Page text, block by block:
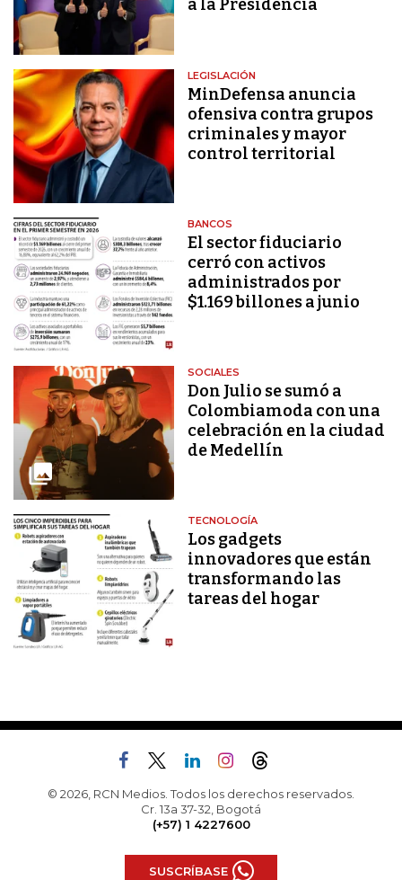
a la Presidencia
LEGISLACIÓN
MinDefensa anuncia
ofensiva contra grupos
criminales y mayor
control territorial
BANCOS
El sector fiduciario
cerró con activos
administrados por
$1.169 billones a junio
SOCIALES
Don Julio se sumó a
Colombiamoda con una
celebración en la ciudad
de Medellín
TECNOLOGÍA
Los gadgets
innovadores que están
transformando las
tareas del hogar
© 2026, RCN Medios. Todos los derechos reservados.
Cr. 13a 37-32, Bogotá
(+57) 1 4227600
SUSCRÍBASE